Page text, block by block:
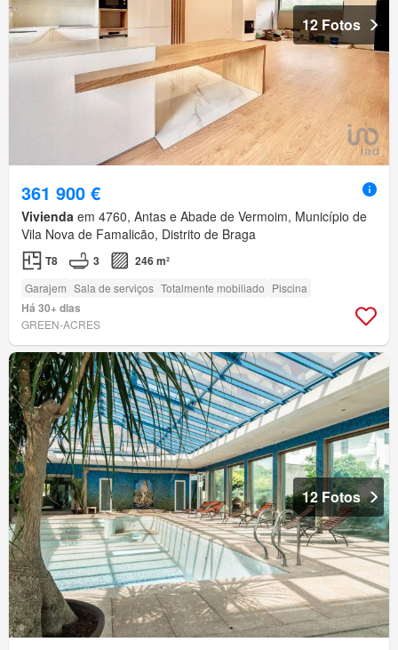
12 Fotos
361 900 €
Vivienda em 4760, Antas e Abade de Vermoim, Município de
Vila Nova de Famalicão, Distrito de Braga
T8 3 246 m²
Garajem Sala de serviços Totalmente mobiliado Piscina
Há 30+ dias
GREEN-ACRES
12 Fotos